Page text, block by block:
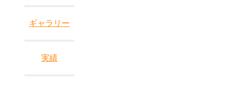
ギャラリー
実績